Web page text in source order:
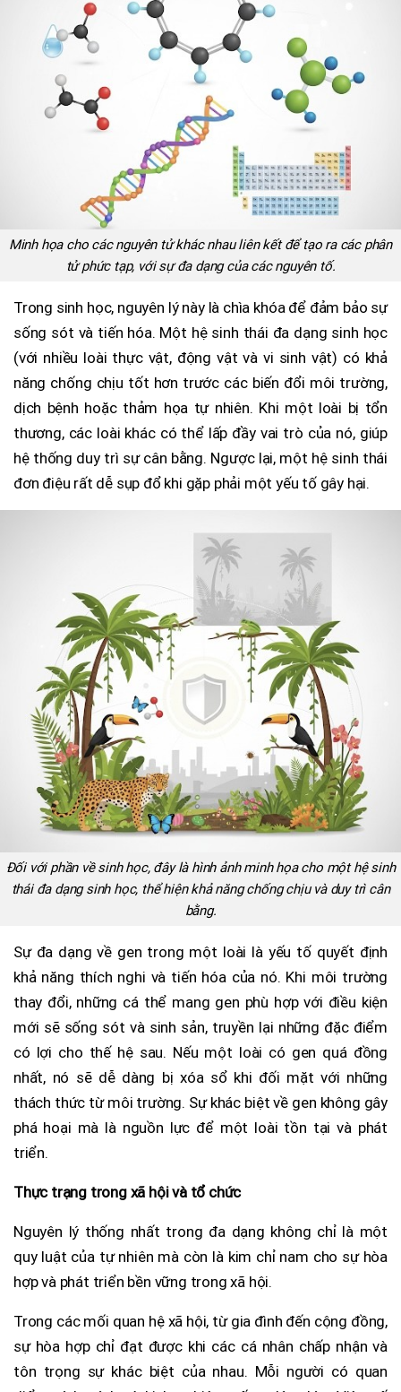
Minh họa cho các nguyên tử khác nhau liên kết để tạo ra các phân
tử phức tạp, với sự đa dạng của các nguyên tố.
Trong sinh học, nguyên lý này là chìa khóa để đảm bảo sự
sống sót và tiến hóa. Một hệ sinh thái đa dạng sinh học
(với nhiều loài thực vật, động vật và vi sinh vật) có khả
năng chống chịu tốt hơn trước các biến đổi môi trường,
dịch bệnh hoặc thảm họa tự nhiên. Khi một loài bị tổn
thương, các loài khác có thể lấp đầy vai trò của nó, giúp
hệ thống duy trì sự cân bằng. Ngược lại, một hệ sinh thái
đơn điệu rất dễ sụp đổ khi gặp phải một yếu tố gây hại.
Đối với phần về sinh học, đây là hình ảnh minh họa cho một hệ sinh
thái đa dạng sinh học, thể hiện khả năng chống chịu và duy trì cân
bằng.
Sự đa dạng về gen trong một loài là yếu tố quyết định
khả năng thích nghi và tiến hóa của nó. Khi môi trường
thay đổi, những cá thể mang gen phù hợp với điều kiện
mới sẽ sống sót và sinh sản, truyền lại những đặc điểm
có lợi cho thế hệ sau. Nếu một loài có gen quá đồng
nhất, nó sẽ dễ dàng bị xóa sổ khi đối mặt với những
thách thức từ môi trường. Sự khác biệt về gen không gây
phá hoại mà là nguồn lực để một loài tồn tại và phát
triển.
Thực trạng trong xã hội và tổ chức
Nguyên lý thống nhất trong đa dạng không chỉ là một
quy luật của tự nhiên mà còn là kim chỉ nam cho sự hòa
hợp và phát triển bền vững trong xã hội.
Trong các mối quan hệ xã hội, từ gia đình đến cộng đồng,
sự hòa hợp chỉ đạt được khi các cá nhân chấp nhận và
tôn trọng sự khác biệt của nhau. Mỗi người có quan